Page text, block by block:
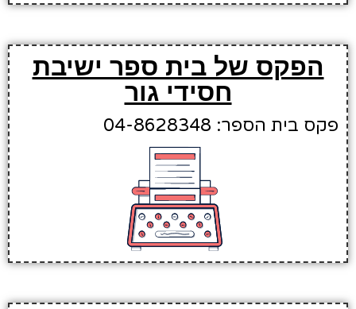
הפקס של בית ספר ישיבת
חסידי גור
פקס בית הספר: 04-8628348